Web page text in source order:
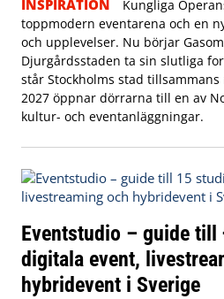
INSPIRATION
Kungliga
toppmodern eventarena och en
och upplevelser. Nu börjar
Djurgårdsstaden ta sin slutliga
står Stockholms stad
2027 öppnar dörrarna till en av
kultur- och eventanläggningar.
Eventstudio – guide
digitala event,
hybridevent i Sverige